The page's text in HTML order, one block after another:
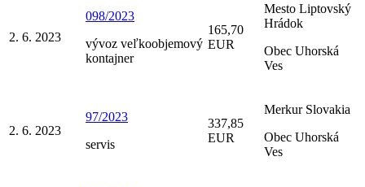
2. 6. 2023
098/2023
vývoz veľkoobjemový
kontajner
165,70
EUR
Mesto Liptovský
Hrádok
Obec Uhorská
Ves
2. 6. 2023
97/2023
servis
337,85
EUR
Merkur Slovakia
Obec Uhorská
Ves